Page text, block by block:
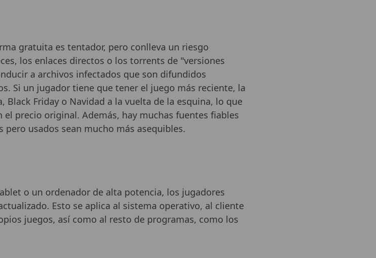
gratuita es tentador, pero conlleva un riesgo
los enlaces directos o los torrents de "versiones
a archivos infectados que son difundidos
Si un jugador tiene que tener el juego más reciente, la
Black Friday o Navidad a la vuelta de la esquina, lo que
precio original. Además, hay muchas fuentes fiables
usados sean mucho más asequibles.
o un ordenador de alta potencia, los jugadores
Esto se aplica al sistema operativo, al cliente
juegos, así como al resto de programas, como los